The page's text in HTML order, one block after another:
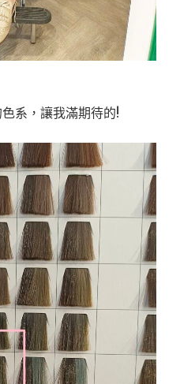
系，讓我滿期待的!